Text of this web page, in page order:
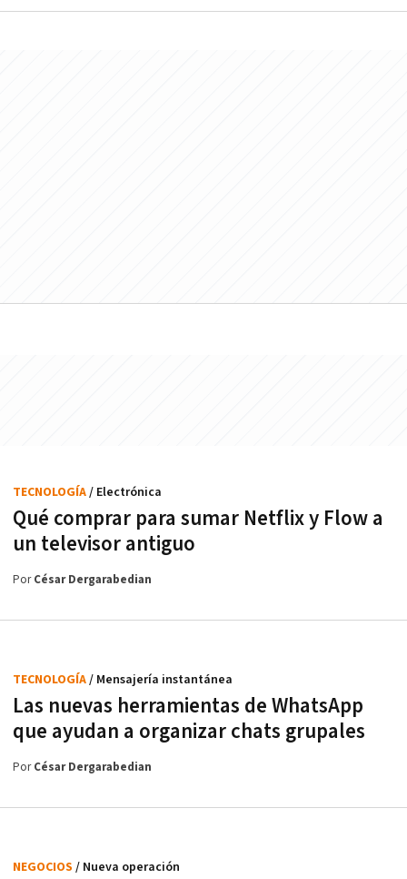
Qué comprar para sumar Netflix y Flow a
un televisor antiguo
TECNOLOGÍA/ Electrónica
PorCésar Dergarabedian
Las nuevas herramientas de WhatsApp
que ayudan a organizar chats grupales
TECNOLOGÍA/ Mensajería instantánea
PorCésar Dergarabedian
NEGOCIOS / Nueva operación